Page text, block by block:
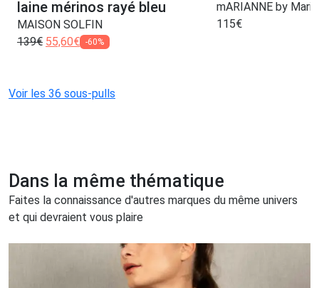
laine mérinos rayé bleu
MAISON SOLFIN
139€ 55,60€ -60%
mARIANNE by
115€
Voir les 36 sous-pulls
Dans la même thématique
Faites la connaissance d'autres marques du même univers
et qui devraient vous plaire